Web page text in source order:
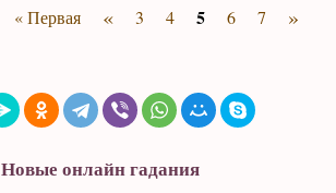
« Первая « 3 4 5 6 7 »
Новые онлайн гадания